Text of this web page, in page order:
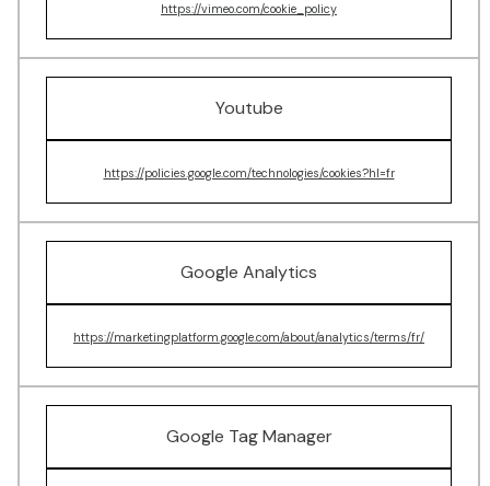
https://vimeo.com/cookie_policy
Youtube
https://policies.google.com/technologies/cookies?hl=fr
Google Analytics
https://marketingplatform.google.com/about/analytics/terms/fr/
Google Tag Manager